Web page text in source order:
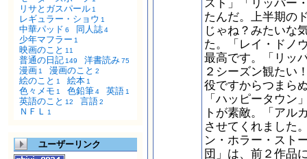
リサとガスパール 1
レギュラー・ショウ 1
中華パッド 6 同人誌4
少年マフラー 1
映画のこと 11
普通の日記 149 洋書読み75
漫画 1 漫画のこと 2
絵のこと 1 絵本 1
色々メモ 1 色鉛筆4 英語 1
英語のこと 12 言語2
ＮＦＬ 1
ユーザーリンク
スト」「リッパー
たんだ。上半期の
じゃね？みたいな
た。「レイ・ドノ
最高です。「リッ
２シーズン観たい
役ですからつまら
「ハッピータウン
トが素敵。「アル
させてくれました
ン・ホラー・スト
団」は、前２作品